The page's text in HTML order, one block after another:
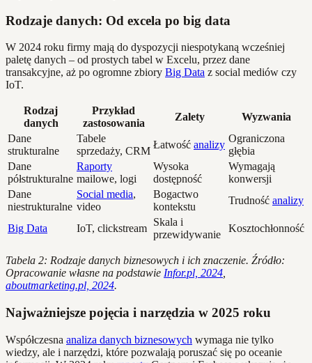
Rodzaje danych: Od excela po big data
W 2024 roku firmy mają do dyspozycji niespotykaną wcześniej
paletę danych – od prostych tabel w Excelu, przez dane
transakcyjne, aż po ogromne zbiory Big Data z social mediów czy
IoT.
Rodzaj
danych
Przykład
zastosowania
Zalety
Wyzwania
Dane
strukturalne
Tabele
sprzedaży, CRM
Łatwość analizy
Ograniczona
głębia
Dane
półstrukturalne
Raporty
mailowe, logi
Wysoka
dostępność
Wymagają
konwersji
Dane
niestrukturalne
Social media,
video
Bogactwo
kontekstu
Trudność analizy
Big Data IoT, clickstream
Skala i
przewidywanie
Kosztochłonność
Tabela 2: Rodzaje danych biznesowych i ich znaczenie. Źródło:
Opracowanie własne na podstawie Infor.pl, 2024
aboutmarketing.pl, 2024.
Najważniejsze pojęcia i narzędzia w 2025 roku
Współczesna analiza danych biznesowych wymaga nie tylko
wiedzy, ale i narzędzi, które pozwalają poruszać się po oceanie